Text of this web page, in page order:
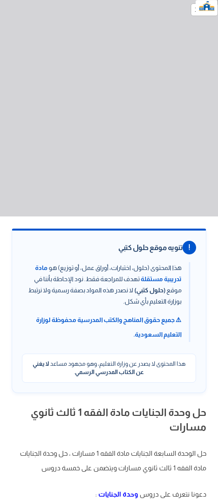
! تنويه موقع حلول كتبي
هذا المحتوى (حلول، اختبارات، أوراق عمل، أو توزيع) هو مادة
تدريبية مستقلةتهدف للمراجعة فقط. نود الإحاطة بأننا في
موقع (حلول كتبي) لا نصدر هذه المواد بصفة رسمية ولا نرتبط
بوزارة التعليم بأي شكل.
⚠️ جميع حقوق المناهج والكتب المدرسية محفوظة لوزارة
التعليم السعودية.
هذا المحتوى لا يصدر عن وزارة التعليم، وهو مجهود مساعدلا يغني
عن الكتاب المدرسي الرسمي.
حل وحدة الجنايات مادة الفقه 1 ثالث ثانوي
مسارات
حل الوحدة السابعة الجنايات مادة الفقه 1 مسارات ، حل وحدة الجنايات
مادة الفقه 1 ثالث ثانوي مسارات ويتضمن على خمسة دروس
دعونا نتعرف على دروس وحدة الجنايات :